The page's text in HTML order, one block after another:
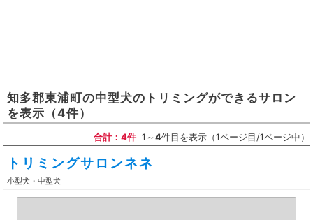
知多郡東浦町の中型犬のトリミングができるサロン
を表示 （4件）
合計：4件 1～4件目を表示（1ページ目/1ページ中）
トリミングサロンネネ
小型犬・中型犬